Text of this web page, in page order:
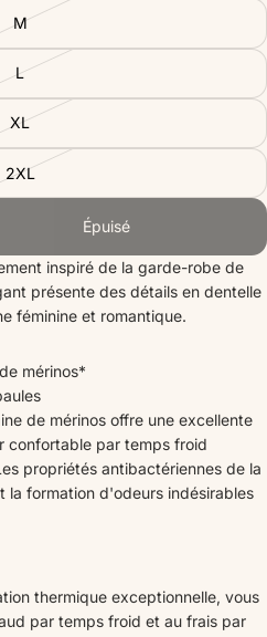
M
L
XL
2XL
Épuisé
inspiré de la garde-robe de
présente des détails en dentelle
féminine et romantique.
mérinos*
de mérinos offre une excellente
confortable par temps froid
propriétés antibactériennes de la
la formation d'odeurs indésirables
thermique exceptionnelle, vous
par temps froid et au frais par